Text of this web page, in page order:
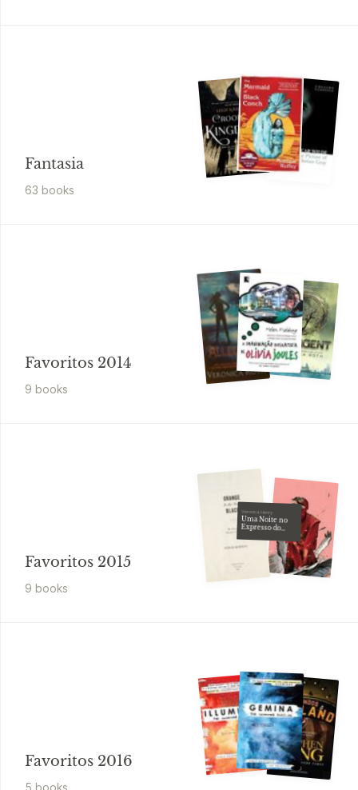
Fantasia
63 books
Favoritos 2014
9 books
Favoritos 2015
9 books
Veronica Henry
Uma Noite no
Expresso do
Favoritos 2016
5 books